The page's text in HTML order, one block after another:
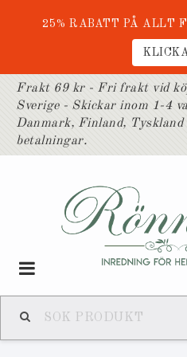
25% RABATT PÅ ALLT
Frakt 69 kr - Fri frakt vid
Sverige - Skickar inom 1-4
Danmark, Finland,
betalningar.
Toggle